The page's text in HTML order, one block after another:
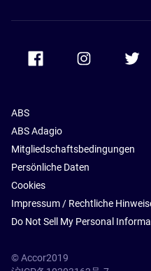
ABS
ABS Adagio
Mitgliedschaftsbedingungen
Persönliche Daten
Cookies
Impressum / Rechtliche
Do Not Sell My Personal
© Accor2019